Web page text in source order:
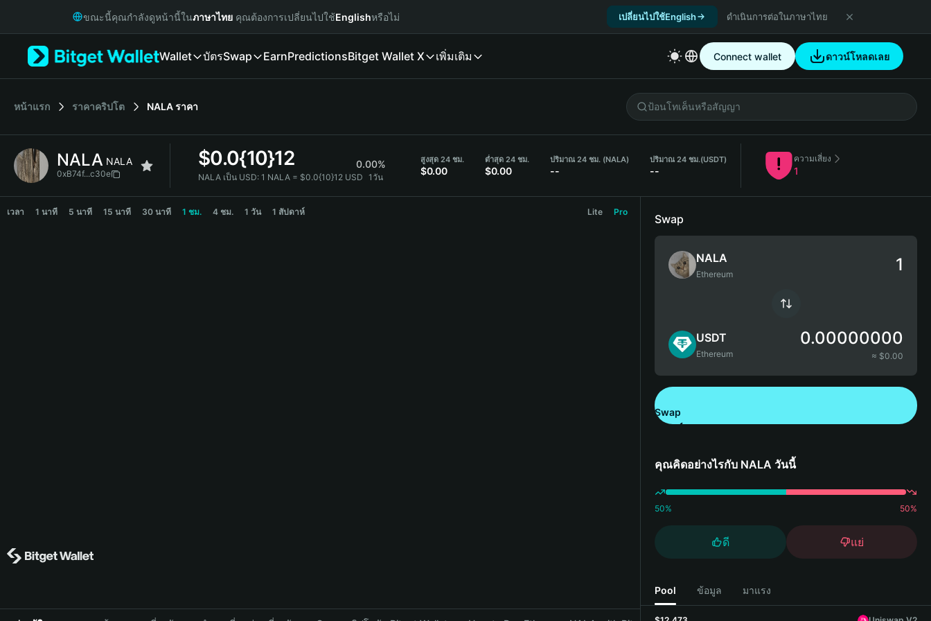
Русский
Italiano
简体中文
繁體中文
Bahasa Indonesia
ขณะนี้คุณกำลังดูหน้านี้ในภาษาไทย คุณต้องการเปลี่ยนไปใช้Englishหรือไม่ เปลี่ยนไปใช้English ดำเนินการต่อในภาษาไทย
Wallet บัตรSwap EarnPredictionsBitget Wallet X เพิ่มเติม Connect wallet ดาวน์โหลดเลย
หน้าแรก ราคาคริปโต NALAราคา
NALA NALA
0xB74f...c30e
$0.0{10}12 0.00%
NALA เป็น USD: 1 NALA = $0.0{10}12 USD 1วัน
สูงสุด 24 ชม.
$0.00
ต่ำสุด 24 ชม.
$0.00
ปริมาณ 24 ชม. (NALA)
--
ปริมาณ 24 ชม.(USDT)
--
ความเสี่ยง
1
NALA Price Chart
เวลา 1 นาที 5 นาที 15 นาที 30 นาที 1 ชม. 4 ชม. 1 วัน 1 สัปดาห์ Lite Pro
Swap
NALA
Ethereum
USDT
Ethereum
0.00000000
≈ $0.00
Swap
คุณคิดอย่างไรกับ NALA วันนี้
50% 50%
ดี แย่
Pool ข้อมูล มาแรง